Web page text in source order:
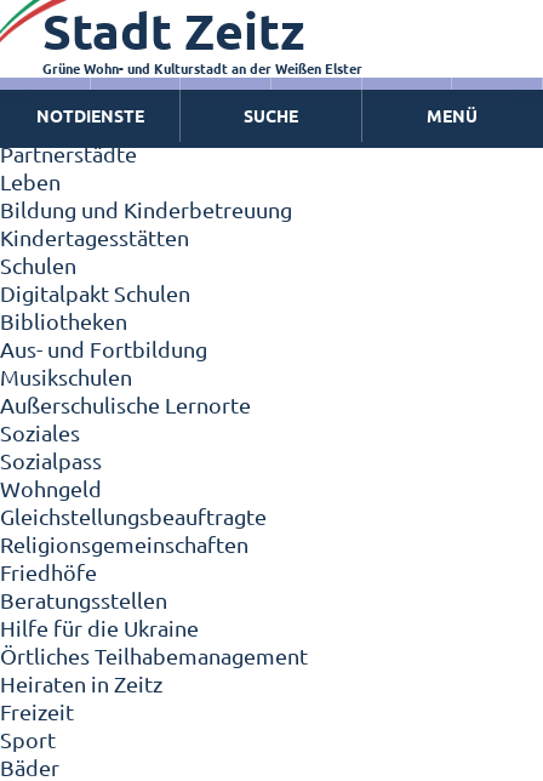
Zeitz - Die Kleinstadt
Willkommen in Zeitz!
Interview mit Oberbürgermeister Christian Thieme
Zeitz - Stadt der Zukunft
Ortschaften
Partnerstädte
Leben
Bildung und Kinderbetreuung
Kindertagesstätten
Schulen
Digitalpakt Schulen
Bibliotheken
Aus- und Fortbildung
Musikschulen
Außerschulische Lernorte
Soziales
Sozialpass
Wohngeld
Gleichstellungsbeauftragte
Religionsgemeinschaften
Friedhöfe
Beratungsstellen
Hilfe für die Ukraine
Örtliches Teilhabemanagement
Heiraten in Zeitz
Freizeit
Sport
Bäder
Stadt Zeitz
Grüne Wohn- und Kulturstadt an der Weißen Elster
NOTDIENSTE SUCHE MENÜ